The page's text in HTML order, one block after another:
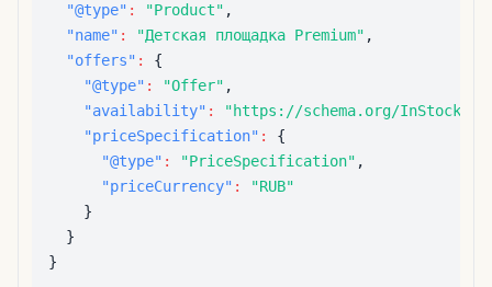
"@type" : "Product" ,
"name" : "Детская площадка Premium" ,
"offers" :
{
"@type" : "Offer" ,
"availability" : "https://schema.org/InStock"
"priceSpecification" :
{
"@type" : "PriceSpecification" ,
"priceCurrency" :
"RUB"
}
}
}